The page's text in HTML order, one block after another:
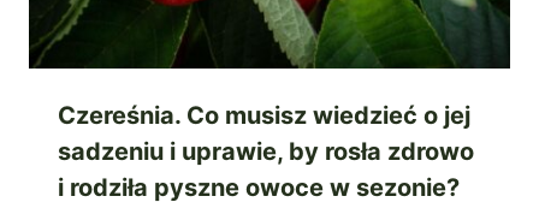
Czereśnia. Co musisz wiedzieć o jej
sadzeniu i uprawie, by rosła zdrowo
i rodziła pyszne owoce w sezonie?